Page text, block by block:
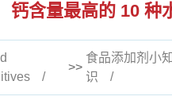
钙含量最高的 10 种
>>
食品添加剂小知
识